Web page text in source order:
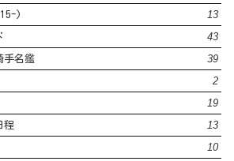
) 13
43
手名鑑 39
2
19
程 13
10